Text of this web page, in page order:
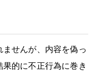
せんが、内容を偽っ
的に不正行為に巻き